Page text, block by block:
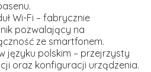
Wi-Fi – fabrycznie
pozwalający na
ze smartfonem.
języku polskim – przejrzysty
oraz konfiguracji urządzenia.